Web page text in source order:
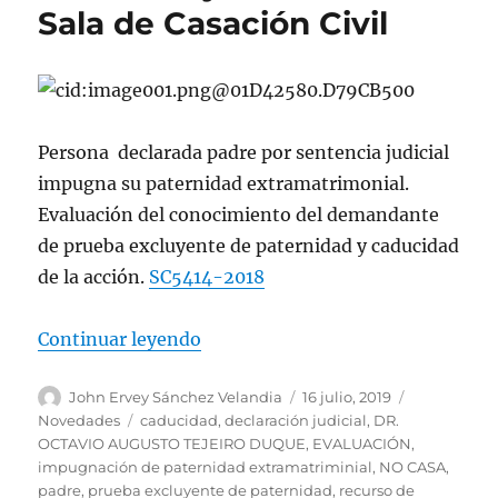
Sala de Casación Civil
Persona declarada padre por sentencia judicial
impugna su paternidad extramatrimonial.
Evaluación del conocimiento del demandante
de prueba excluyente de paternidad y caducidad
de la acción. SC5414-2018
Continuar leyendo
Autor
John Ervey Sánchez Velandia
Publicado
el
16 julio, 2019
Novedades
Etiquetas
caducidad,declaración judicial, DR.
OCTAVIO AUGUSTO TEJEIRO DUQUE, EVALUACIÓN,
impugnación de paternidad extramatriminial, NO CASA,
padre, prueba excluyente de paternidad, recurso de